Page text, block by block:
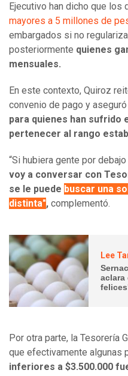
Ejecutivo han dicho que los
mayores a 5 millones de
embargados si no
posteriormente quienes
mensuales.
En este contexto, Quiroz
convenio de pago y
para quienes han sufrido
pertenecer al rango
“Si hubiera gente por
voy a conversar con
se le puede buscar una
distinta", complementó.
Lee
aclara
Por otra parte, la Tesorería
que efectivamente algunas
inferiores a $3.500.000